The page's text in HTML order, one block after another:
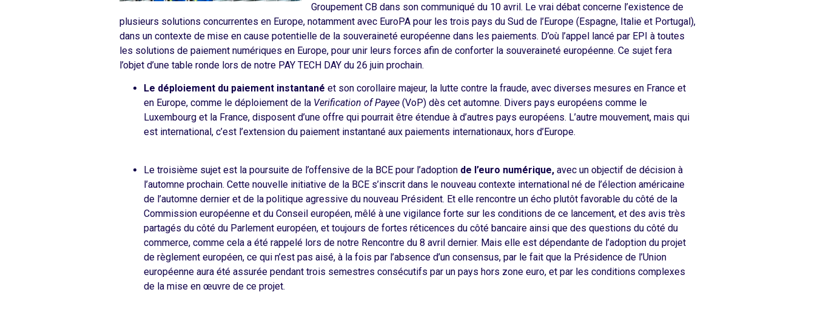
Groupement CB dans son communiqué du 10 avril. Le vrai débat concerne l’existence de
plusieurs solutions concurrentes en Europe, notamment avec EuroPA pour les trois pays du Sud de l’Europe (Espagne, Italie et Portugal),
dans un contexte de mise en cause potentielle de la souveraineté européenne dans les paiements. D’où l’appel lancé par EPI à toutes
les solutions de paiement numériques en Europe, pour unir leurs forces afin de conforter la souveraineté européenne. Ce sujet fera
l’objet d’une table ronde lors de notre PAY TECH DAY du 26 juin prochain.
Le déploiement du paiement instantané et son corollaire majeur, la lutte contre la fraude, avec diverses mesures en France et
en Europe, comme le déploiement de la Verification of Payee (VoP) dès cet automne. Divers pays européens comme le
Luxembourg et la France, disposent d’une offre qui pourrait être étendue à d’autres pays européens. L’autre mouvement, mais qui
est international, c’est l’extension du paiement instantané aux paiements internationaux, hors d’Europe.
Le troisième sujet est la poursuite de l’offensive de la BCE pour l’adoption de l’euro numérique, avec un objectif de décision à
l’automne prochain. Cette nouvelle initiative de la BCE s’inscrit dans le nouveau contexte international né de l’élection américaine
de l’automne dernier et de la politique agressive du nouveau Président. Et elle rencontre un écho plutôt favorable du côté de la
Commission européenne et du Conseil européen, mêlé à une vigilance forte sur les conditions de ce lancement, et des avis très
partagés du côté du Parlement européen, et toujours de fortes réticences du côté bancaire ainsi que des questions du côté du
commerce, comme cela a été rappelé lors de notre Rencontre du 8 avril dernier. Mais elle est dépendante de l’adoption du projet
de règlement européen, ce qui n’est pas aisé, à la fois par l’absence d’un consensus, par le fait que la Présidence de l’Union
européenne aura été assurée pendant trois semestres consécutifs par un pays hors zone euro, et par les conditions complexes
de la mise en œuvre de ce projet.